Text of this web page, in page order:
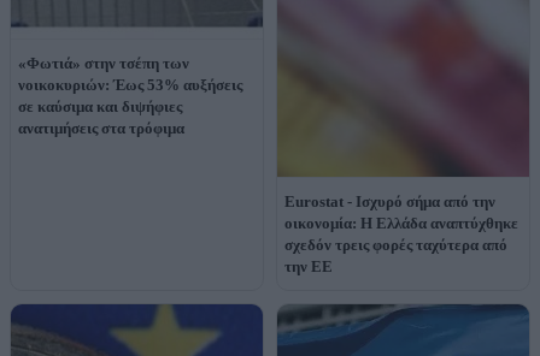
«Φωτιά» στην τσέπη των
νοικοκυριών: Έως 53% αυξήσεις
σε καύσιμα και διψήφιες
ανατιμήσεις στα τρόφιμα
Eurostat - Ισχυρό σήμα από την
οικονομία: Η Ελλάδα αναπτύχθηκε
σχεδόν τρεις φορές ταχύτερα από
την ΕΕ